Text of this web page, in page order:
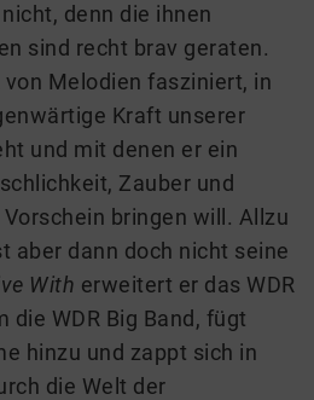
denn die ihnen
sind recht brav geraten.
von Melodien fasziniert, in
Kraft unserer
und mit denen er ein
Zauber und
bringen will. Allzu
aber dann doch nicht seine
With erweitert er das WDR
die WDR Big Band, fügt
hinzu und zappt sich in
die Welt der